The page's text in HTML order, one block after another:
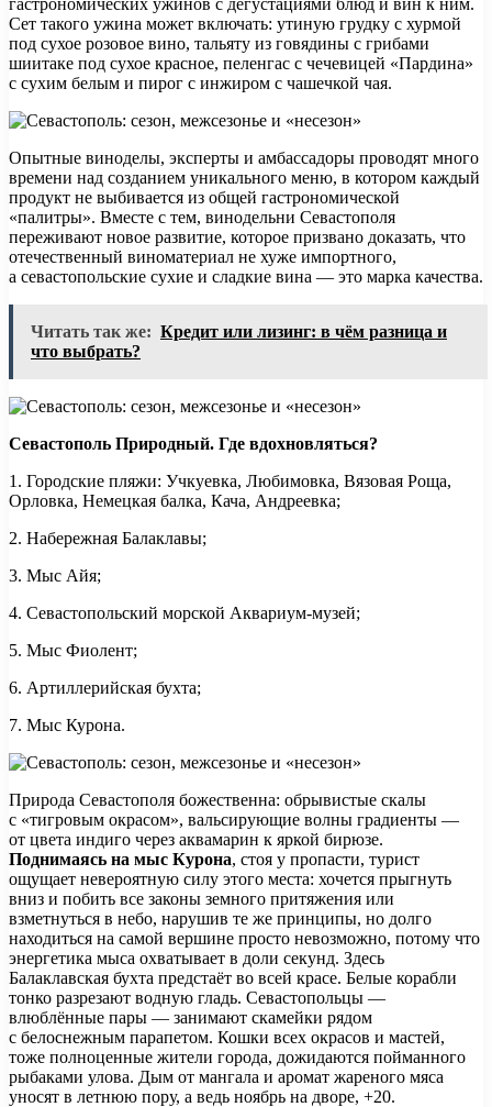
Сет такого ужина может включать: утиную грудку с хурмой
под сухое розовое вино, тальяту из говядины с грибами
шиитаке под сухое красное, пеленгас с чечевицей «Пардина»
с сухим белым и пирог с инжиром с чашечкой чая.
Опытные виноделы, эксперты и амбассадоры проводят много
времени над созданием уникального меню, в котором каждый
продукт не выбивается из общей гастрономической
«палитры». Вместе с тем, винодельни Севастополя
переживают новое развитие, которое призвано доказать, что
отечественный виноматериал не хуже импортного,
а севастопольские сухие и сладкие вина — это марка качества.
Читать так же: Кредит или лизинг: в чём разница и
что выбрать?
Севастополь Природный. Где вдохновляться?
1. Городские пляжи: Учкуевка, Любимовка, Вязовая Роща,
Орловка, Немецкая балка, Кача, Андреевка;
2. Набережная Балаклавы;
3. Мыс Айя;
4. Севастопольский морской Аквариум-музей;
5. Мыс Фиолент;
6. Артиллерийская бухта;
7. Мыс Курона.
Природа Севастополя божественна: обрывистые скалы
с «тигровым окрасом», вальсирующие волны градиенты —
от цвета индиго через аквамарин к яркой бирюзе.
Поднимаясь на мыс Курона, стоя у пропасти, турист
ощущает невероятную силу этого места: хочется прыгнуть
вниз и побить все законы земного притяжения или
взметнуться в небо, нарушив те же принципы, но долго
находиться на самой вершине просто невозможно, потому что
энергетика мыса охватывает в доли секунд. Здесь
Балаклавская бухта предстаёт во всей красе. Белые корабли
тонко разрезают водную гладь. Севастопольцы —
влюблённые пары — занимают скамейки рядом
с белоснежным парапетом. Кошки всех окрасов и мастей,
тоже полноценные жители города, дожидаются пойманного
рыбаками улова. Дым от мангала и аромат жареного мяса
уносят в летнюю пору, а ведь ноябрь на дворе, +20.